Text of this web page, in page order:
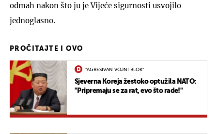
odmah nakon što ju je Vijeće sigurnosti usvojilo
jednoglasno.
PROČITAJTE I OVO
"AGRESIVAN VOJNI BLOK"
Sjeverna Koreja žestoko optužila NATO:
"Pripremaju se za rat, evo što rade!"